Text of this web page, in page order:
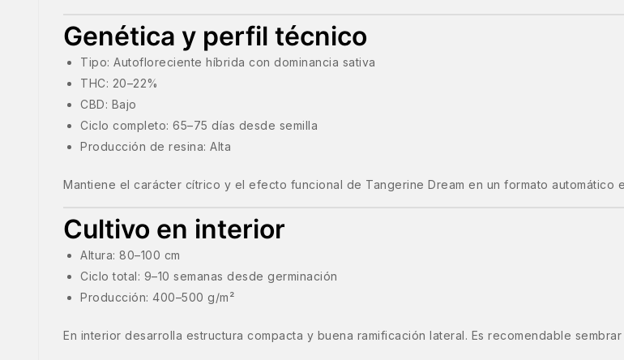
Genética y perfil técnico
Tipo: Autofloreciente híbrida con dominancia sativa
THC: 20–22%
CBD: Bajo
Ciclo completo: 65–75 días desde semilla
Producción de resina: Alta
Mantiene el carácter cítrico y el efecto funcional de Tangerine Dream en un formato automático
Cultivo en interior
Altura: 80–100 cm
Ciclo total: 9–10 semanas desde germinación
Producción: 400–500 g/m²
En interior desarrolla estructura compacta y buena ramificación lateral. Es recomendable